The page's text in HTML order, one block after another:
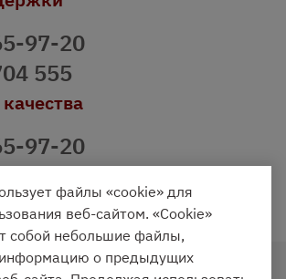
97-20
555
97-20
Праздничный Стол.
файлы «cookie» для
веб-сайтом. «Cookie»
собой небольшие файлы,
о предыдущих